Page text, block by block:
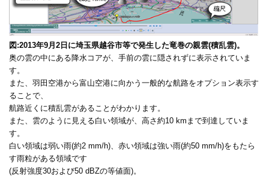
図:2013年9月2日に埼玉県越谷市等で発生した竜巻の親雲(積乱雲)。
奥の雲の中にある降水コアが、手前の雲に隠されずに表示されていま
す。
また、羽田空港から富山空港に向かう一般的な航路をオプション表示す
ることで、
航路近くに積乱雲があることがわかります。
また、雲のように見える白い領域が、高さ約10 kmまで到達していま
す。
白い領域は弱い雨(約2 mm/h)、赤い領域は強い雨(約50 mm/h)をもたら
す雨粒がある領域です
(反射強度30および50 dBZの等値面)。